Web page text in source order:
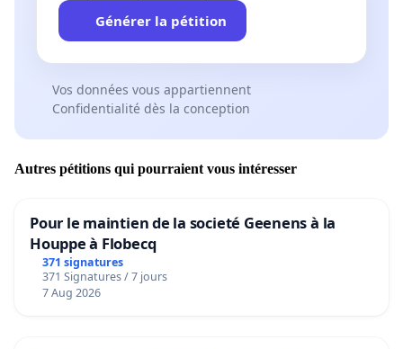
Générer la pétition
Vos données vous appartiennent
Confidentialité dès la conception
Autres pétitions qui pourraient vous intéresser
Pour le maintien de la societé Geenens à la
Houppe à Flobecq
371 signatures
371 Signatures / 7 jours
7 Aug 2026